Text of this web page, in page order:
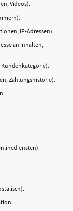
Videos).
IP-Adressen).
an Inhalten,
Kundenkategorie).
Zahlungshistorie).